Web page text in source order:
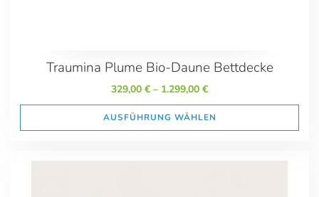
Traumina Plume Bio-Daune Bettdecke
329,00 € – 1.299,00 €
AUSFÜHRUNG WÄHLEN